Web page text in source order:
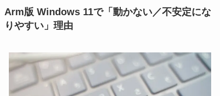
Arm版 Windows 11で「動かない／不安定にな
りやすい」理由